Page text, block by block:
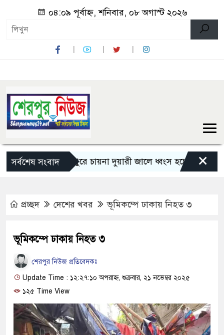
০৪:০৯ পূর্বাহ্ন, শনিবার, ০৮ অগাস্ট ২০২৬
সর্বশেষ সংবাদ
শেরপুরে চায়না দুয়ারী জালে ধ্বংস হচ্ছে দেশীয় মাছ
×
প্রচ্ছদ দেশের খবর ভূমিকম্পে ঢাকায় নিহত ৩
ভূমিকম্পে ঢাকায় নিহত ৩
শেরপুর নিউজ প্রতিবেদকঃ
Update Time : ১২:২৭:১০ অপরাহ্ন, শুক্রবার, ২১ নভেম্বর ২০২৫
১২৫ Time View